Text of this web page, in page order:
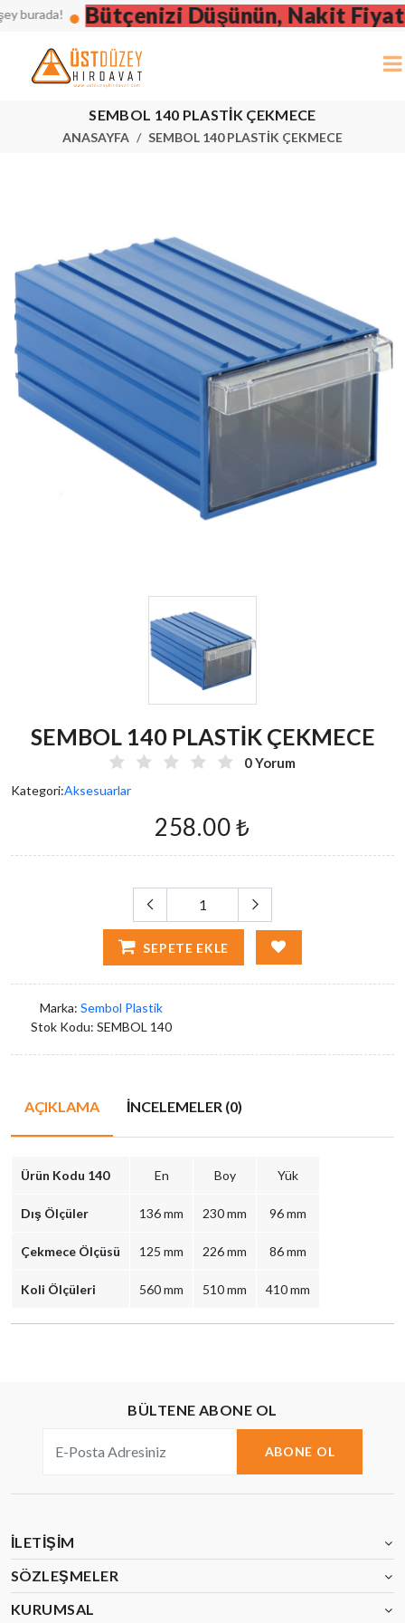
Bütçenizi Düşünün, Nakit
SEMBOL 140 PLASTİK ÇEKMECE
ANASAYFA SEMBOL 140 PLASTİK ÇEKMECE
SEMBOL 140 PLASTİK ÇEKMECE
0 Yorum
Kategori:Aksesuarlar
258.00 ₺
SEPETE EKLE
Marka: Sembol Plastik
Stok Kodu: SEMBOL 140
AÇIKLAMA İNCELEMELER (0)
Ürün Kodu 140 En Boy Yük
Dış Ölçüler 136 mm 230 mm 96 mm
Çekmece Ölçüsü 125 mm 226 mm 86 mm
Koli Ölçüleri 560 mm 510 mm 410 mm
BÜLTENE ABONE OL
ABONE OL
İLETIŞIM
SÖZLEŞMELER
KURUMSAL